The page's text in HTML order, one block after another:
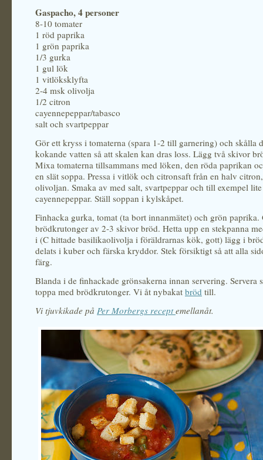
Gaspacho, 4 personer
8-10 tomater
1 röd paprika
1 grön paprika
1/3 gurka
1 gul lök
1 vitlöksklyfta
2-4 msk olivolja
1/2 citron
cayennepeppar/tabasco
salt och svartpeppar
Gör ett kryss i tomaterna (spara 1-2 till garnering) och skålla
kokande vatten så att skalen kan dras loss. Lägg två skivor
Mixa tomaterna tillsammans med löken, den röda paprikan
en slät soppa. Pressa i vitlök och citronsaft från en halv
olivoljan. Smaka av med salt, svartpeppar och till exempel lite
cayennepeppar. Ställ soppan i kylskåpet.
Finhacka gurka, tomat (ta bort innanmätet) och grön paprika.
brödkrutonger av 2-3 skivor bröd. Hetta upp en stekpanna
i (C hittade basilikaolivolja i föräldrarnas kök, gott) lägg i
delats i kuber och färska kryddor. Stek försiktigt så att alla
färg.
Blanda i de finhackade grönsakerna innan servering. Servera
toppa med brödkrutonger. Vi åt nybakat bröd till.
Vi tjuvkikade på Per Morbergs receptemellanåt.